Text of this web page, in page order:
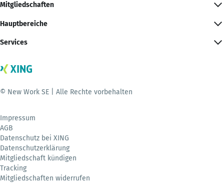
Mitgliedschaften
Hauptbereiche
Services
© New Work SE | Alle Rechte vorbehalten
Impressum
AGB
Datenschutz bei XING
Datenschutzerklärung
Mitgliedschaft kündigen
Tracking
Mitgliedschaften widerrufen